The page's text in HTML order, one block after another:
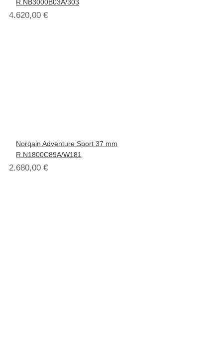
R.NB3000B03A/303
4.620,00 €
Norqain Adventure Sport 37 mm
R.N1800C89A/W181
2.680,00 €